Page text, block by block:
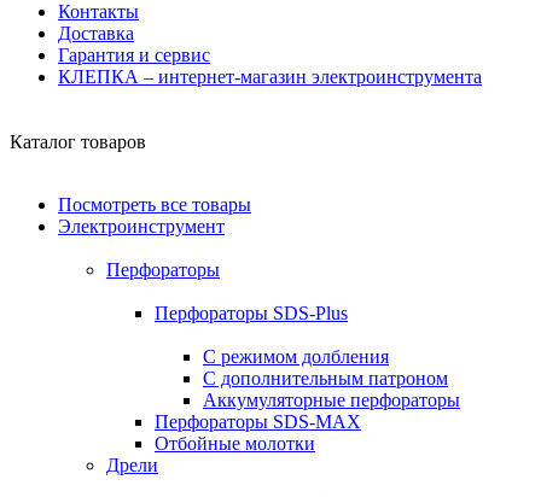
Контакты
Доставка
Гарантия и сервис
КЛЕПКА – интернет-магазин электроинструмента
Каталог товаров
Посмотреть все товары
Электроинструмент
Перфораторы
Перфораторы SDS-Plus
С режимом долбления
С дополнительным патроном
Аккумуляторные перфораторы
Перфораторы SDS-MAX
Отбойные молотки
Дрели